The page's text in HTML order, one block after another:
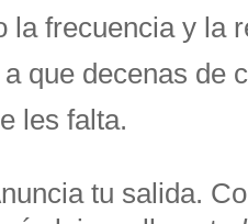
la frecuencia y la
que decenas de
les falta.
tu salida.